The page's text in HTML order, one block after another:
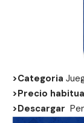
>Categoria
>Precio
>Descargar